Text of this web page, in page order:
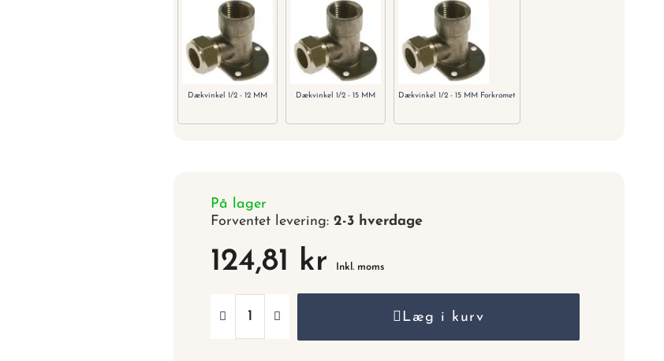
Dækvinkel 1/2 - 12 MM Dækvinkel 1/2 - 15 MM Dækvinkel 1/2 - 15 MM Forkromet
På lager
Forventet levering:2-3 hverdage
124,81 kr Inkl. moms
Læg i kurv